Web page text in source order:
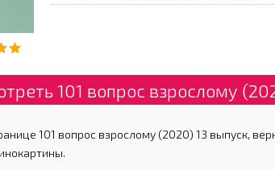
101 вопрос взрослому
101 вопрос взрослому (2020) 13 выпуск,